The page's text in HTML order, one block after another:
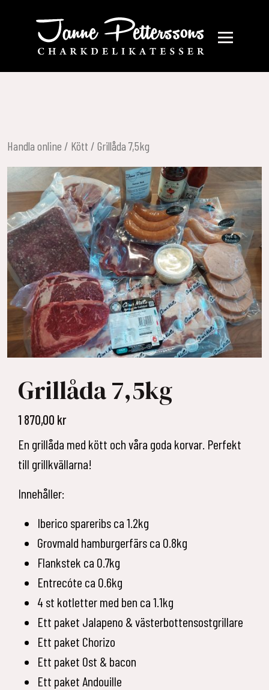
Handla online / Kött / Grillåda 7,5kg
Grillåda 7,5kg
1 870,00 kr
En grillåda med kött och våra goda korvar. Perfekt
till grillkvällarna!
Innehåller:
Iberico spareribs ca 1.2kg
Grovmald hamburgerfärs ca 0.8kg
Flankstek ca 0.7kg
Entrecóte ca 0.6kg
4 st kotletter med ben ca 1.1kg
Ett paket Jalapeno & västerbottensostgrillare
Ett paket Chorizo
Ett paket Ost & bacon
Ett paket Andouille